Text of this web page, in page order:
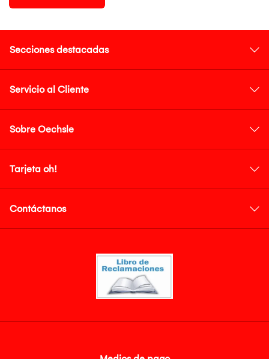
Secciones destacadas
Servicio al Cliente
Sobre Oechsle
Tarjeta oh!
Contáctanos